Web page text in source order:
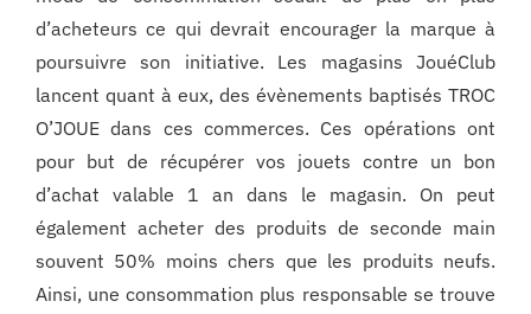
d’acheteurs ce qui devrait encourager la marque à
poursuivre son initiative. Les magasins JouéClub
lancent quant à eux, des évènements baptisés TROC
O’JOUE dans ces commerces. Ces opérations ont
pour but de récupérer vos jouets contre un bon
d’achat valable 1 an dans le magasin. On peut
également acheter des produits de seconde main
souvent 50% moins chers que les produits neufs.
Ainsi, une consommation plus responsable se trouve